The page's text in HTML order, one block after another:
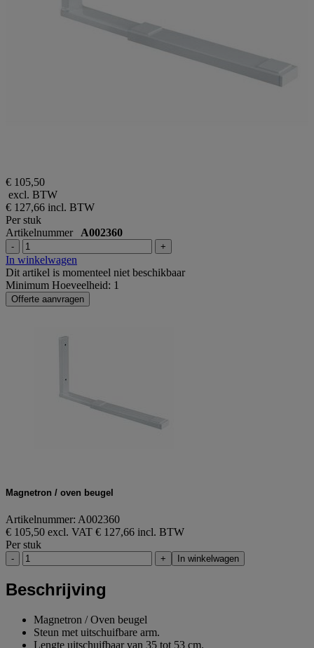
€ 105,50
excl. BTW
€ 127,66 incl. BTW
Per stuk
Artikelnummer A002360
- +
In winkelwagen
Dit artikel is momenteel niet beschikbaar
Minimum Hoeveelheid: 1
Offerte aanvragen
Magnetron / oven beugel
Artikelnummer: A002360
€ 105,50 excl. VAT € 127,66 incl. BTW
Per stuk
- + In winkelwagen
Beschrijving
Magnetron / Oven beugel
Steun met uitschuifbare arm.
Lengte uitschuifbaar van 35 tot 53 cm.